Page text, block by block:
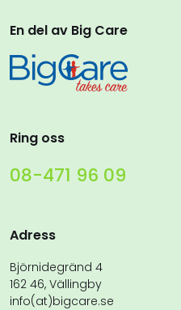
En del av Big Care
Ring oss
08-471 96 09
Adress
Björnidegränd 4
162 46, Vällingby
info(at)bigcare.se